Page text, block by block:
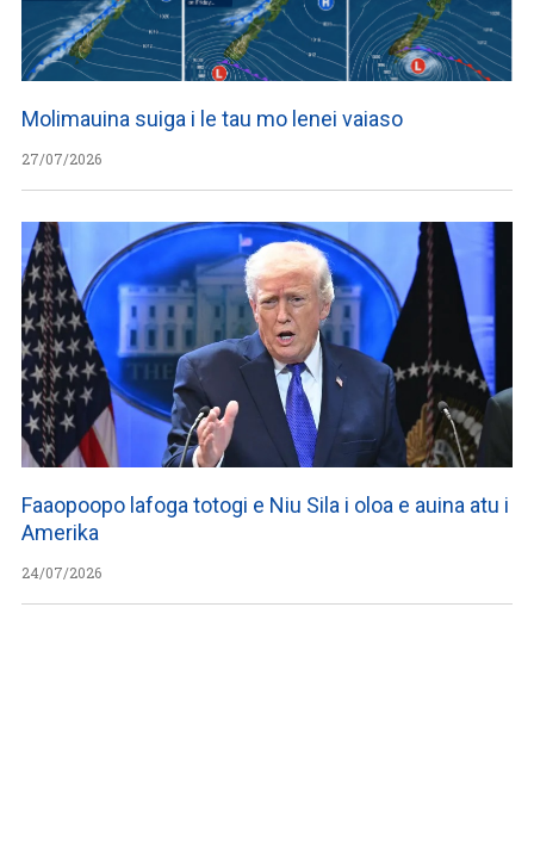
Molimauina suiga i le tau mo lenei vaiaso
27/07/2026
Faaopoopo lafoga totogi e Niu Sila i oloa e auina atu i
Amerika
24/07/2026